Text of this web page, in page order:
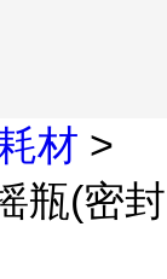
材 >
瓶(密封